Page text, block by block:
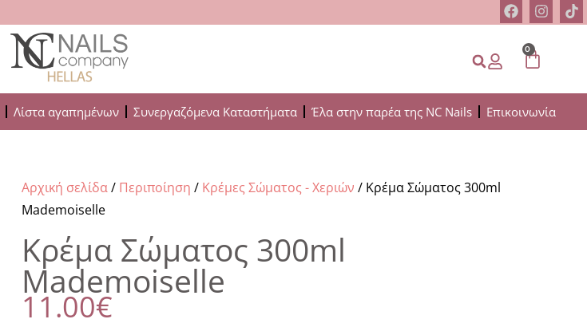
0
Λίστα αγαπημένων Συνεργαζόμενα Καταστήματα Έλα στην παρέα της NC Nails Επικοινωνία
Αρχική σελίδα/ Περιποίηση / Κρέμες Σώματος - Χεριών / Κρέμα Σώματος 300ml
Mademoiselle
Κρέμα Σώματος 300ml
Mademoiselle
11.00€